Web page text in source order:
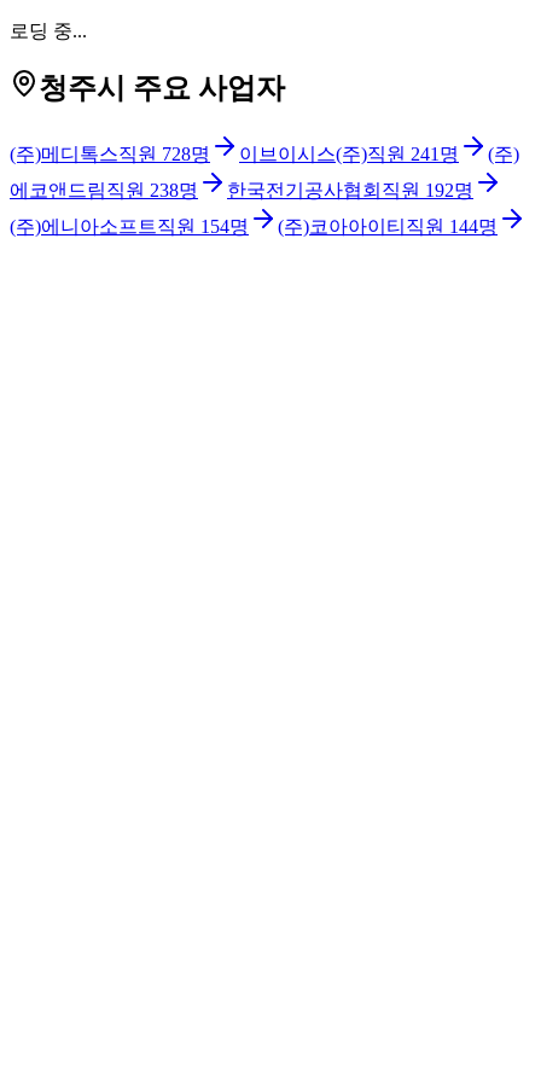
로딩 중...
청주시 주요 사업자
(주)메디톡스직원 728명 이브이시스(주)직원 241 명
(주)
에코앤드림직원 238명 한국전기공사협회 직원 192명
(주)에니아소프트직원 154명 (주)코아아이티 직원 144명